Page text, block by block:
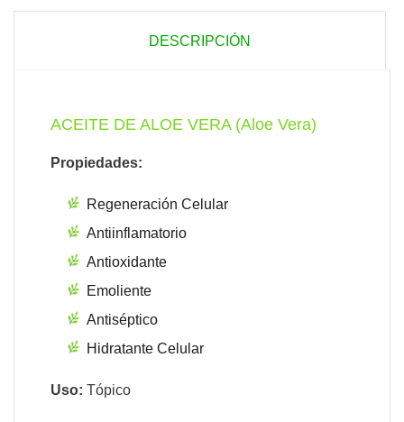
DESCRIPCIÓN
ACEITE DE ALOE VERA (Aloe Vera)
Propiedades:
Regeneración Celular
Antiinflamatorio
Antioxidante
Emoliente
Antiséptico
Hidratante Celular
Uso: Tópico